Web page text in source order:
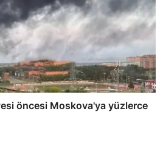
öncesi Moskova'ya yüzlerce